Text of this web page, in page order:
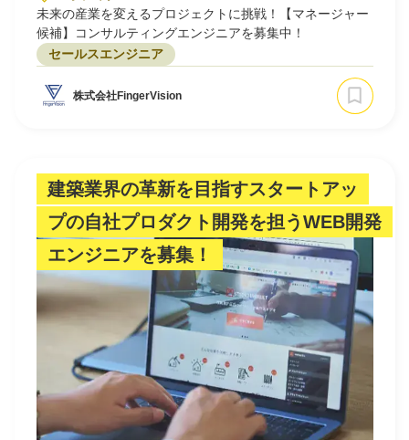
未来の産業を変えるプロジェクトに挑戦！【マネージャー
候補】コンサルティングエンジニアを募集中！
セールスエンジニア
株式会社FingerVision
建築業界の革新を目指すスタートアッ
プの自社プロダクト開発を担うWEB開発
エンジニアを募集！